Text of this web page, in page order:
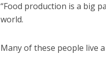
“Food production is a big
world.
Many of these people live